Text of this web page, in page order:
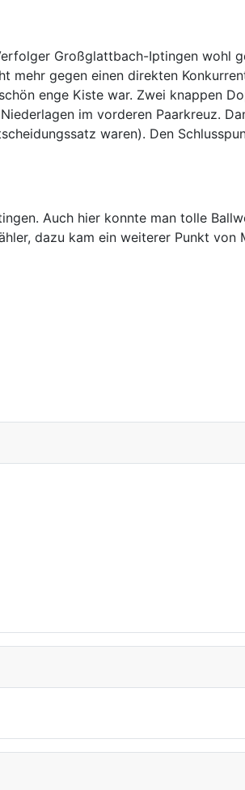
Großglattbach-Iptingen wohl
gegen einen direkten
enge Kiste war. Zwei knappen
im vorderen Paarkreuz.
waren). Den
Auch hier konnte man tolle
dazu kam ein weiterer Punkt